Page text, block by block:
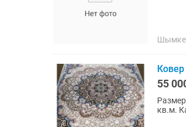
Ковер
55
кв.м.